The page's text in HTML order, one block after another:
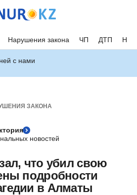
Нарушения закона ЧП ДТП
с нами
ЗАКОНА
новостей
что убил свою
подробности
в Алматы